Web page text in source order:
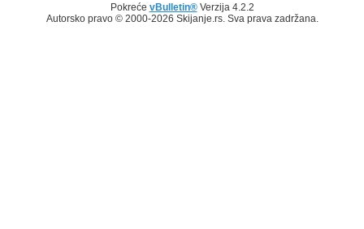
Pokreće vBulletin®Verzija 4.2.2
Autorsko pravo © 2000-2026 Skijanje.rs. Sva prava zadržana.